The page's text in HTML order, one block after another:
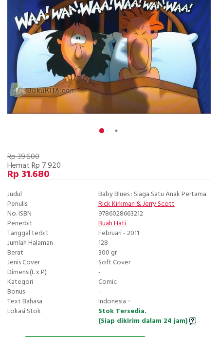
Rp 39.600
Hemat Rp 7.920
Rp 31.680
Judul
Baby Blues : Siaga Satu Anak Pertama
Penulis
Rick Kirkman&Jerry Scott
No. ISBN
9786028663212
Penerbit
Buah Hati
Tanggal terbit
Februari - 2011
Jumlah Halaman
128
Berat
300 gr
Jenis Cover
Soft Cover
Dimensi(L x P)
-
Kategori
Comic
Bonus
-
Text Bahasa
Indonesia ··
Lokasi Stok
Stok Tersedia.
(Siap dikirim dalam 24 jam)